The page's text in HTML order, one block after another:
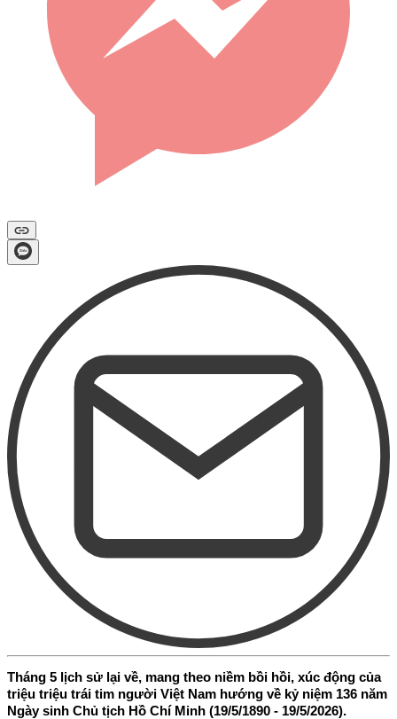
Tháng 5 lịch sử lại về, mang theo niềm bồi hồi, xúc động của
triệu triệu trái tim người Việt Nam hướng về kỷ niệm 136 năm
Ngày sinh Chủ tịch Hồ Chí Minh (19/5/1890 - 19/5/2026).